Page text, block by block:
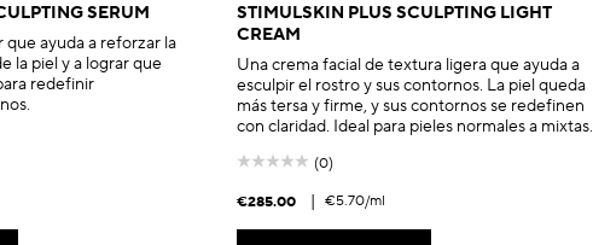
SERUM
ayuda a reforzar la
la piel y a lograr que
redefinir
STIMULSKIN PLUS SCULPTING LIGHT
CREAM
Una crema facial de textura ligera que ayuda a
esculpir el rostro y sus contornos. La piel queda
más tersa y firme, y sus contornos se redefinen
con claridad. Ideal para pieles normales a mixtas.
(0)
€285.00 | €5.70/ml